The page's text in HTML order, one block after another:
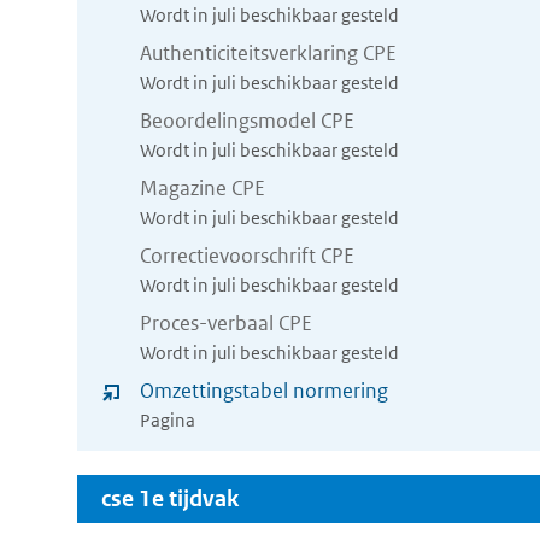
nieuw
venster)
Wordt in juli beschikbaar gesteld
Authenticiteitsverklaring CPE
Wordt in juli beschikbaar gesteld
Beoordelingsmodel CPE
Wordt in juli beschikbaar gesteld
Magazine CPE
Wordt in juli beschikbaar gesteld
Correctievoorschrift CPE
Wordt in juli beschikbaar gesteld
Proces-verbaal CPE
Wordt in juli beschikbaar gesteld
Omzettingstabel normering
Pagina
cse 1e tijdvak